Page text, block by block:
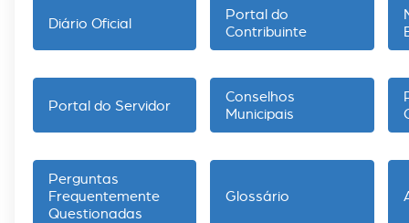
Diário Oficial
Portal do
Contribuinte
Portal do Servidor
Conselhos
Municipais
Perguntas
Frequentemente
Questionadas
Glossário